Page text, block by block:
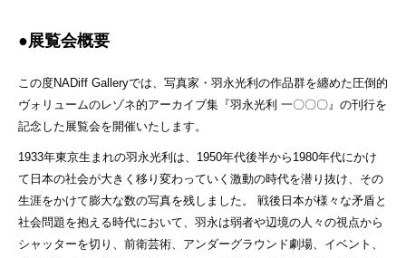
●展覧会概要
この度NADiff Galleryでは、写真家・羽永光利の作品群を纏めた圧倒的
ヴォリュームのレゾネ的アーカイブ集『羽永光利 一〇〇〇』の刊行を
記念した展覧会を開催いたします。
1933年東京生まれの羽永光利は、1950年代後半から1980年代にかけ
て日本の社会が大きく移り変わっていく激動の時代を潜り抜け、その
生涯をかけて膨大な数の写真を残しました。 戦後日本が様々な矛盾と
社会問題を抱える時代において、羽永は弱者や辺境の人々の視点から
シャッターを切り、前衛芸術、アンダーグラウンド劇場、イベント、